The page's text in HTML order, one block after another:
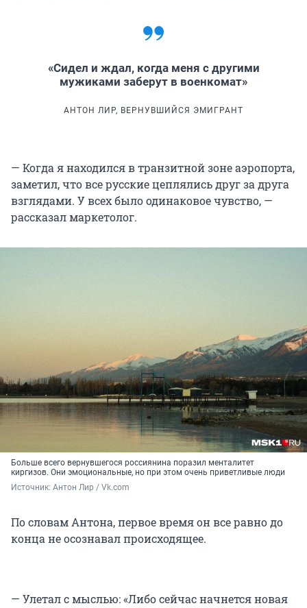
«Сидел и ждал, когда меня с другими
мужиками заберут в военкомат»
АНТОН ЛИР, ВЕРНУВШИЙСЯ ЭМИГРАНТ
— Когда я находился в транзитной зоне аэропорта,
заметил, что все русские цеплялись друг за друга
взглядами. У всех было одинаковое чувство, —
рассказал маркетолог.
Больше всего вернувшегося россиянина поразил менталитет
киргизов. Они эмоциональные, но при этом очень приветливые люди
Источник: Антон Лир / Vk.com
По словам Антона, первое время он все равно до
конца не осознавал происходящее.
— Улетал с мыслью: «Либо сейчас начнется новая